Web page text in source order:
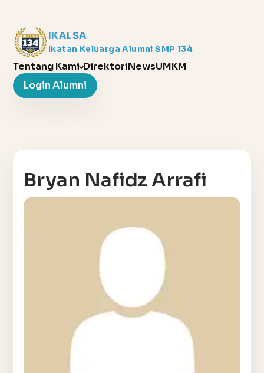
IKALSA
Ikatan Keluarga Alumni SMP 134
Tentang Kami DirektoriNewsUMKM
Login Alumni
Bryan Nafidz Arrafi